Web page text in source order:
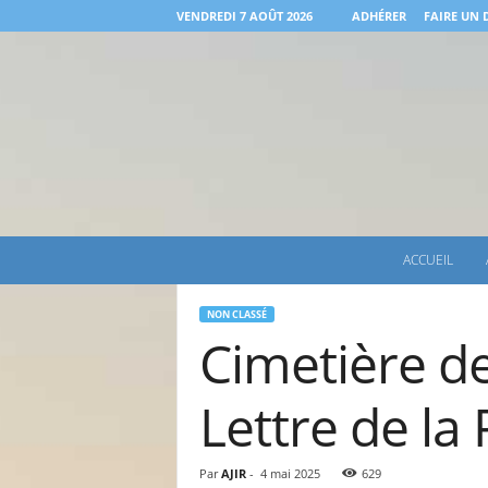
VENDREDI 7 AOÛT 2026 ADHÉRER FAIRE UN
ACCUEIL
NON CLASSÉ
Cimetière
Lettre de la
Par AJIR- 4 mai 2025 629